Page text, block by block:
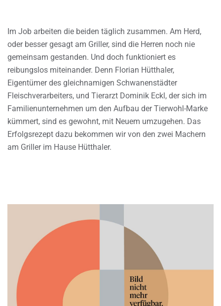
Im Job arbeiten die beiden täglich zusammen. Am Herd,
oder besser gesagt am Griller, sind die Herren noch nie
gemeinsam gestanden. Und doch funktioniert es
reibungslos miteinander. Denn Florian Hütthaler,
Eigentümer des gleichnamigen Schwanenstädter
Fleischverarbeiters, und Tierarzt Dominik Eckl, der sich im
Familienunternehmen um den Aufbau der Tierwohl-Marke
kümmert, sind es gewohnt, mit Neuem umzugehen. Das
Erfolgsrezept dazu bekommen wir von den zwei Machern
am Griller im Hause Hütthaler.